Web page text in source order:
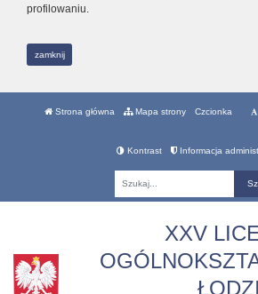
profilowaniu.
zamknij
Strona główna Mapa strony Czcionka
Kontrast Informacja
XXV
ŁODZI